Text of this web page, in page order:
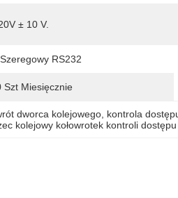
± 10 V.
RS232
Szt Miesięcznie
dworca kolejowego kontrola
kolejowy kołowrotek kontroli dostępu